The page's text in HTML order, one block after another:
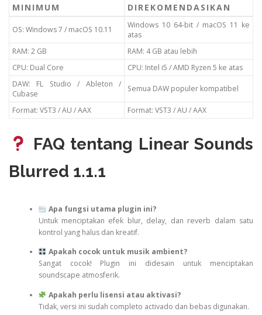
MINIMUM DIREKOMENDASIKAN
OS: Windows 7 / macOS 10.11
Windows 10 64-bit / macOS 11 ke
atas
RAM: 2 GB
RAM: 4 GB atau lebih
CPU: Dual Core
CPU: Intel i5 / AMD Ryzen 5 ke atas
DAW: FL Studio / Ableton /
Cubase
Semua DAW populer kompatibel
Format: VST3 / AU / AAX Format: VST3 / AU / AAX
FAQ tentang Linear Sounds
Blurred 1.1.1
Apa fungsi utama plugin ini?
Untuk menciptakan efek blur, delay, dan reverb dalam satu
kontrol yang halus dan kreatif.
Apakah cocok untuk musik ambient?
Sangat cocok! Plugin ini didesain untuk menciptakan
soundscape atmosferik.
Apakah perlu lisensi atau aktivasi?
Tidak, versi ini sudah completo activado dan bebas digunakan.